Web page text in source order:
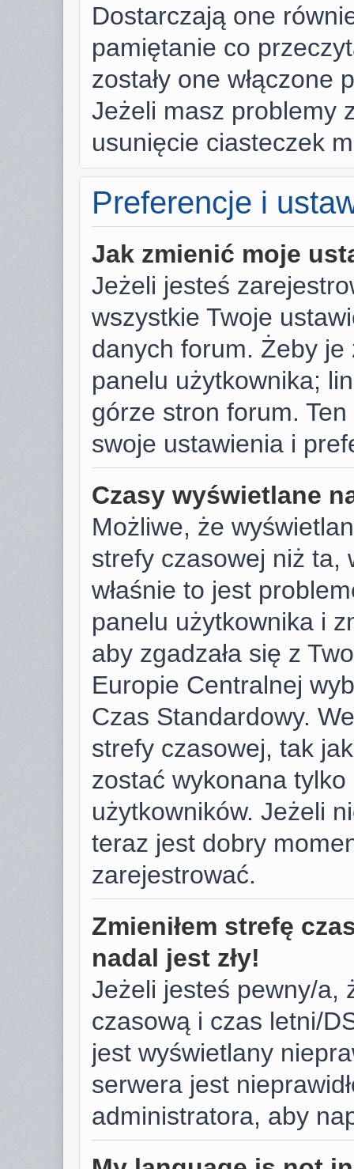
Dostarczają one
pamiętanie co
zostały one
Jeżeli masz problemy
usunięcie ciasteczek
Preferencje i
Jak zmienić moje
Jeżeli jesteś
wszystkie Twoje
danych forum. Żeby
panelu użytkownika;
górze stron forum.
swoje ustawienia i
Czasy wyświetlane
Możliwe, że
strefy czasowej niż ta,
właśnie to jest
panelu użytkownika i
aby zgadzała się z
Europie Centralnej
Czas Standardowy.
strefy czasowej, tak
zostać wykonana
użytkowników. Jeżeli
teraz jest dobry
zarejestrować.
Zmieniłem strefę
nadal jest zły!
Jeżeli jesteś pewny/a,
czasową i czas letni/
jest wyświetlany
serwera jest
administratora, aby